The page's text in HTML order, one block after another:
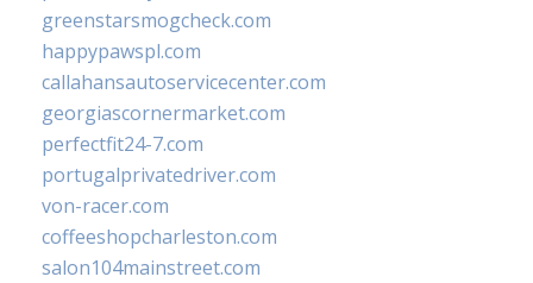
greenstarsmogcheck.com
happypawspl.com
callahansautoservicecenter.com
georgiascornermarket.com
perfectfit24-7.com
portugalprivatedriver.com
von-racer.com
coffeeshopcharleston.com
salon104mainstreet.com